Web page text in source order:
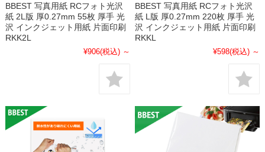
BBEST 写真用紙 RCフォト光沢
紙 2L版 厚0.27mm 55枚 厚手 光
沢 インクジェット用紙 片面印刷
RKK2L
¥906(税込) ～
BBEST 写真用紙 RCフォト光沢
紙 L版 厚0.27mm 220枚 厚手 光
沢 インクジェット用紙 片面印刷
RKKL
¥598(税込) ～